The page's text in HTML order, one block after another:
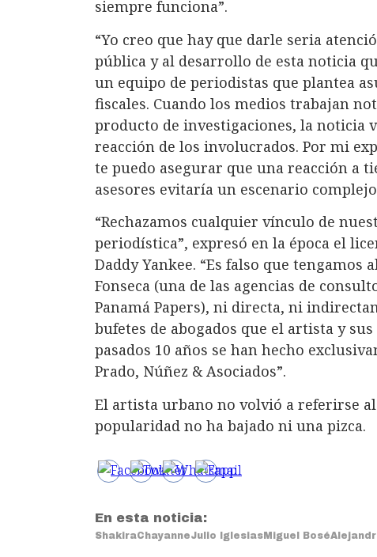
siempre funciona”.
“Yo creo que hay que darle seria
pública y al desarrollo de esta noticia
un equipo de periodistas que plantea
fiscales. Cuando los medios trabajan
producto de investigaciones, la noticia
reacción de los involucrados. Por mi
te puedo asegurar que una reacción a
asesores evitaría un escenario
“Rechazamos cualquier vínculo de
periodística”, expresó en la época el
Daddy Yankee. “Es falso que
Fonseca (una de las agencias de
Panamá Papers), ni directa, ni
bufetes de abogados que el artista y
pasados 10 años se han hecho
Prado, Núñez & Asociados”.
El artista urbano no volvió a referirse al
popularidad no ha bajado ni una pizca.
En esta noticia:
ShakiraChayanneJulio Iglesias Miguel Bosé